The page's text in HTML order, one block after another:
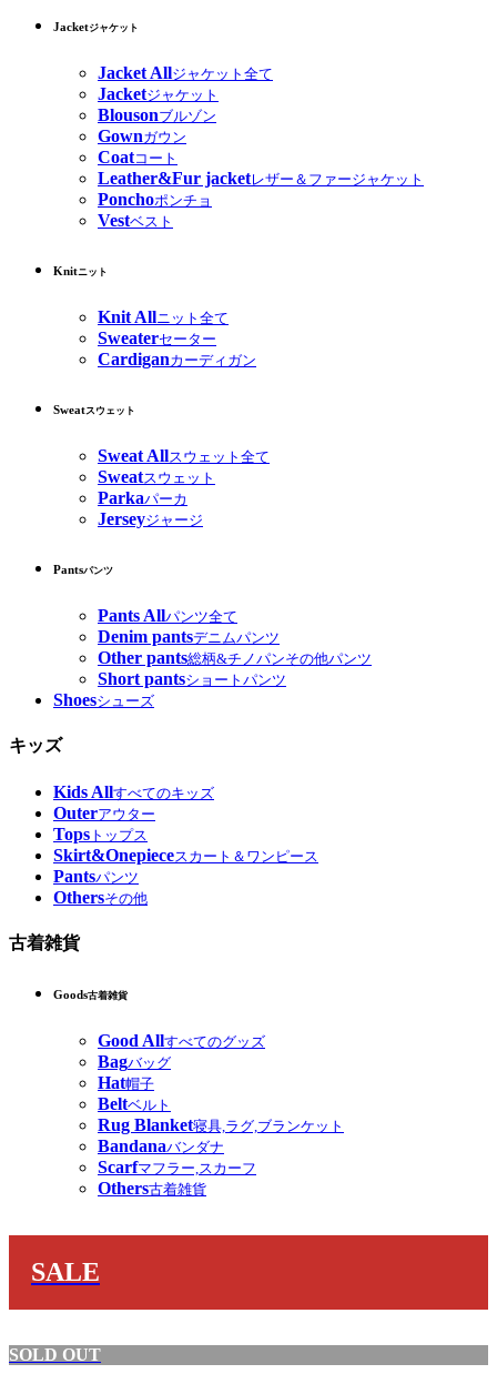
Jacketジャケット
Jacket Allジャケット全て
Jacketジャケット
Blousonブルゾン
Gownガウン
Coatコート
Leather&Fur jacketレザー＆ファージャケット
Ponchoポンチョ
Vestベスト
Knitニット
Knit Allニット全て
Sweaterセーター
Cardiganカーディガン
Sweatスウェット
Sweat Allスウェット全て
Sweatスウェット
Parkaパーカ
Jerseyジャージ
Pantsパンツ
Pants Allパンツ全て
Denim pantsデニムパンツ
Other pants総柄&チノパンその他パンツ
Short pantsショートパンツ
Shoesシューズ
キッズ
Kids Allすべてのキッズ
Outerアウター
Tops トップス
Skirt&Onepieceスカート＆ワンピース
Pantsパンツ
Othersその他
古着雑貨
Goods古着雑貨
Good Allすべてのグッズ
Bagバッグ
Hat帽子
Beltベルト
Rug Blanket寝具,ラグ,ブランケット
Bandanaバンダナ
Scarfマフラー,スカーフ
Others古着雑貨
SALE
SOLD OUT